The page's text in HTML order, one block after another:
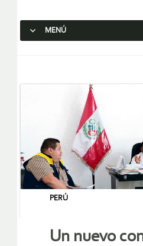
MENÚ
PERÚ
Un nuevo